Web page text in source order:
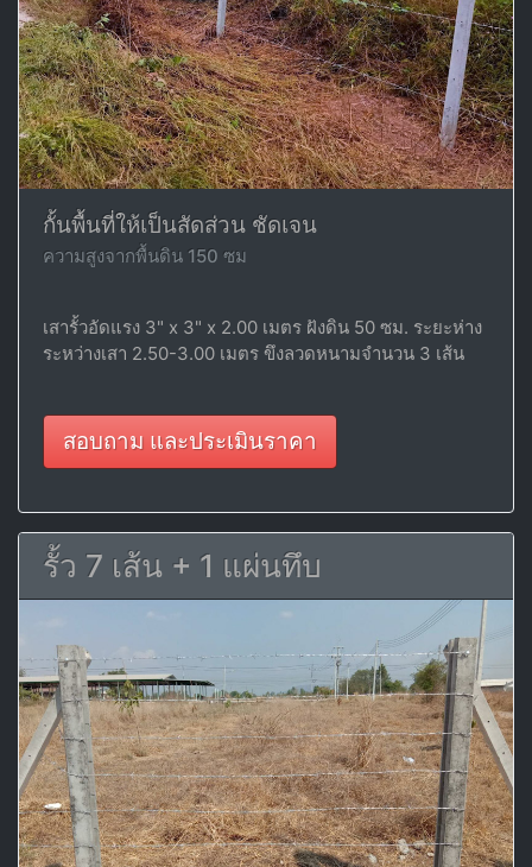
กั้นพื้นที่ให้เป็นสัดส่วน ชัดเจน
ความสูงจากพื้นดิน 150 ซม
เสารั้วอัดแรง 3" x 3" x 2.00 เมตร ฝังดิน 50 ซม. ระยะห่าง
ระหว่างเสา 2.50-3.00 เมตร ขึงลวดหนามจำนวน 3 เส้น
สอบถาม และประเมินราคา
รั้ว 7 เส้น + 1 แผ่นทึบ